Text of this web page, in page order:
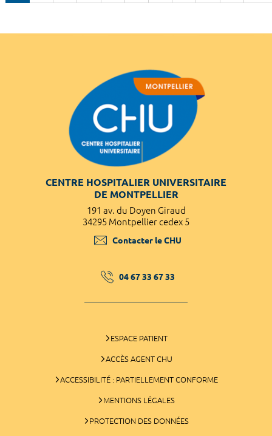
CENTRE HOSPITALIER UNIVERSITAIRE
DE MONTPELLIER
191 av. du Doyen Giraud
34295 Montpellier cedex 5
Contacter le CHU
04 67 33 67 33
ESPACE PATIENT
ACCÈS AGENT CHU
ACCESSIBILITÉ : PARTIELLEMENT CONFORME
MENTIONS LÉGALES
PROTECTION DES DONNÉES